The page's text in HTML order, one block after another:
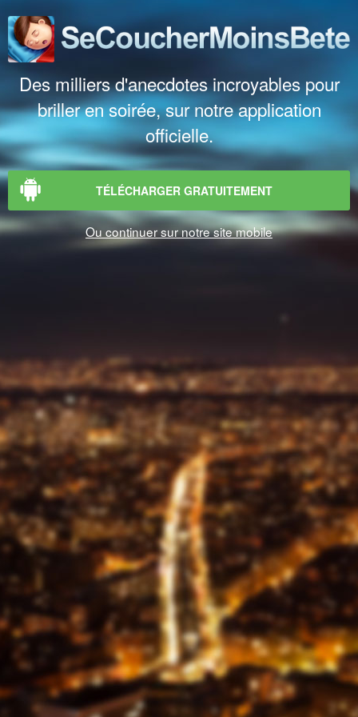
Des milliers d'anecdotes incroyables pour
briller en soirée, sur notre application
officielle.
TÉLÉCHARGER GRATUITEMENT
Ou continuer sur notre site mobile